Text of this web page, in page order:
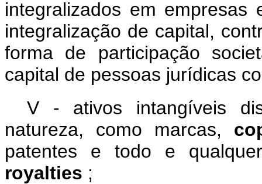
integralizados em
integralização de capital,
forma de participação
capital de pessoas jurídicas
V - ativos intangíveis
natureza, como marcas,
patentes e todo e
royalties ;